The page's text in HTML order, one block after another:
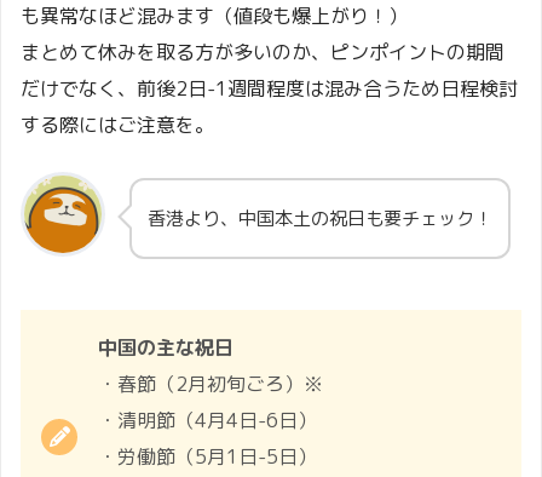
も異常なほど混みます（値段も爆上がり！）
まとめて休みを取る方が多いのか、ピンポイントの期間
だけでなく、前後2日-1週間程度は混み合うため日程検討
する際にはご注意を。
香港より、中国本土の祝日も要チェック！
中国の主な祝日
・春節（2月初旬ごろ）※
・清明節（4月4日-6日）
・労働節（5月1日-5日）